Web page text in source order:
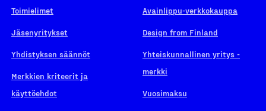
Toimielimet
Jäsenyritykset
Yhdistyksen säännöt
Merkkien kriteerit ja
käyttöehdot
Avainlippu-verkkokauppa
Design from Finland
Yhteiskunnallinen yritys -
merkki
Vuosimaksu